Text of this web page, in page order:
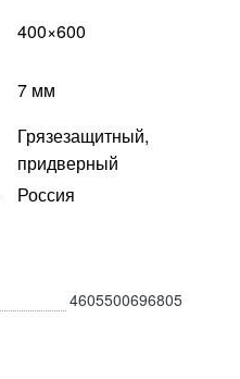
400×600
7 мм
Грязезащитный,
придверный
Россия
4605500696805